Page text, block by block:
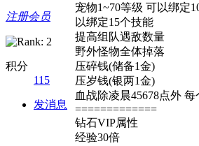
注册会员
积分
115
发消息
宠物1~70等级 可以绑定
以绑定15个技能
提高组队遇敌数量
野外怪物全体掉落
压碎钱(储备1金)
压岁钱(银两1金)
血战除凌晨45678点外
=============
钻石VIP属性
经验30倍